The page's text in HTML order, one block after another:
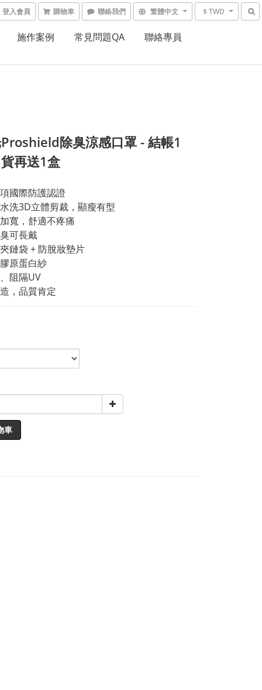
登入會員 購物車 聯絡我們 繁體中文 $ TWD
施作案例 常見問題QA 聯絡專員
除臭涼感口罩 - 結帳1
再送1盒
國際防護認證
洗3D立體剪裁，顯瘦有型
寬，舒適不疼痛
可長戴
鏈袋 + 防脫妝墊片
原蛋白紗
阻隔UV
，品質肯定
車